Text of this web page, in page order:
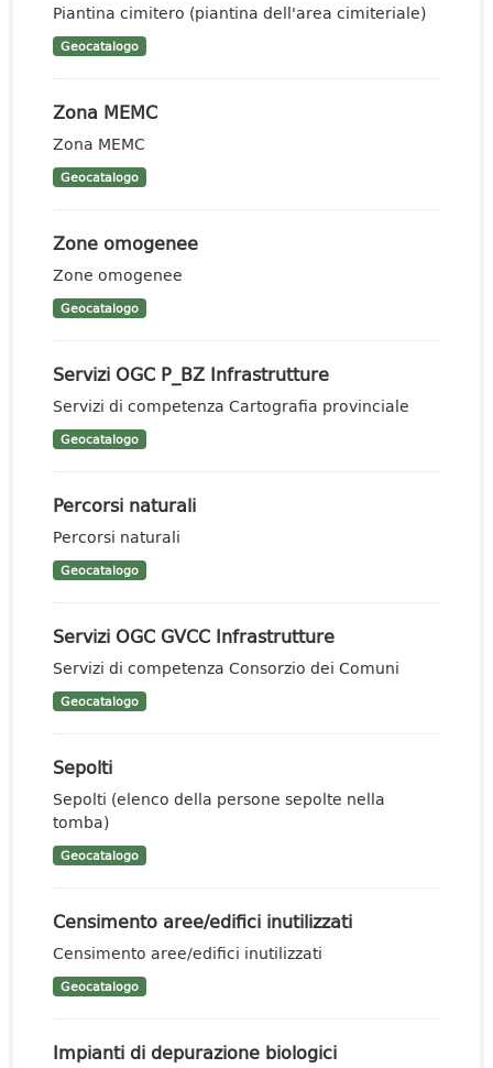
Piantina cimitero (piantina dell'area cimiteriale)
Geocatalogo
Zona MEMC
Zona MEMC
Geocatalogo
Zone omogenee
Zone omogenee
Geocatalogo
Servizi OGC P_BZ Infrastrutture
Servizi di competenza Cartografia provinciale
Geocatalogo
Percorsi naturali
Percorsi naturali
Geocatalogo
Servizi OGC GVCC Infrastrutture
Servizi di competenza Consorzio dei Comuni
Geocatalogo
Sepolti
Sepolti (elenco della persone sepolte nella
tomba)
Geocatalogo
Censimento aree/edifici inutilizzati
Censimento aree/edifici inutilizzati
Geocatalogo
Impianti di depurazione biologici